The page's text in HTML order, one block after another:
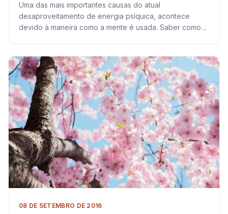
Uma das mais importantes causas do atual
desaproveitamento de energia psíquica, acontece
devido à maneira como a mente é usada. Saber como
08 DE SETEMBRO DE 2016